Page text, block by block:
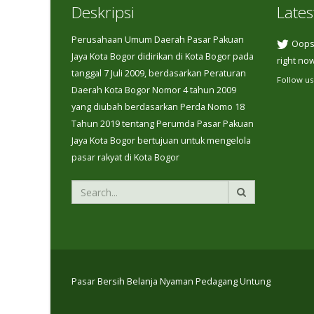
Deskripsi
Perusahaan Umum Daerah Pasar Pakuan
Jaya Kota Bogor didirikan di Kota Bogor pada
tanggal 7 Juli 2009, berdasarkan Peraturan
Daerah Kota Bogor Nomor 4 tahun 2009
yang diubah berdasarkan Perda Nomo 18
Tahun 2019 tentang Perumda Pasar Pakuan
Jaya Kota Bogor bertujuan untuk mengelola
pasar rakyat di Kota Bogor
right
Follow
Pasar Bersih Belanja Nyaman Pedagang Untung